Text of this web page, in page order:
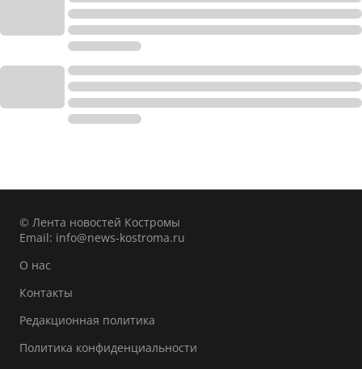
© Лента новостей Костромы
Email: info@news-kostroma.ru
О нас
Контакты
Редакционная политика
Политика конфиденциальности